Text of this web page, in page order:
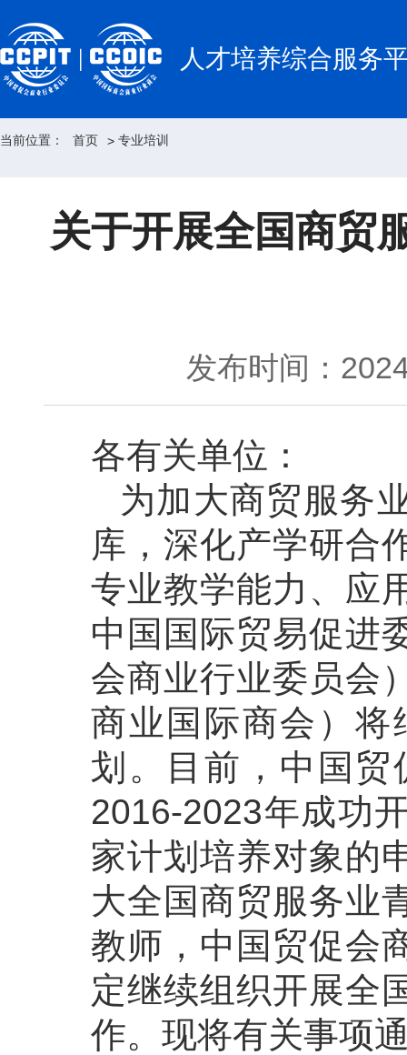
人才培养综合服务
当前位置： 首页 > 专业培训
关于开展全国商贸
发布时间：
各有关单位：
为加大商贸服务
库，深化产学研合
专业教学能力、应
中国国际贸易促进
会商业行业委员会
商业国际商会）
划。目前，中国
2016-2023年成功
家计划培养对象的
大全国商贸服务业
教师，中国贸促会
定继续组织开展全
作。现将有关事项